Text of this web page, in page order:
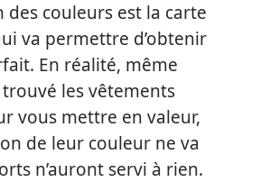
des couleurs est la carte
va permettre d’obtenir
En réalité, même
les vêtements
vous mettre en valeur,
de leur couleur ne va
n’auront servi à rien.